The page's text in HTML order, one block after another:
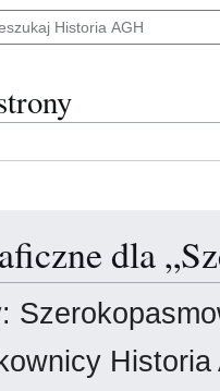
dla
Historia